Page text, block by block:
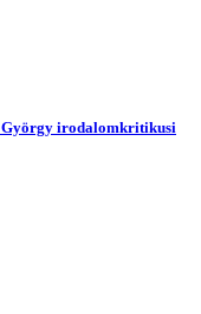
György irodalomkritikusi